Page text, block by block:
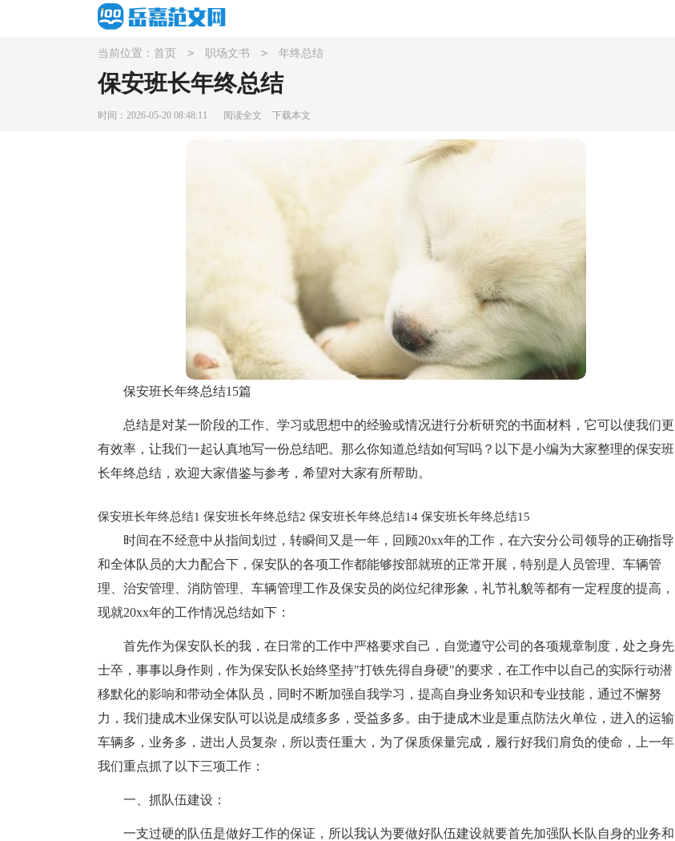
当前位置： 首页 > 职场文书 > 年终总结
保安班长年终总结
时间：2026-05-20 08:48:11 阅读全文 下载本文
保安班长年终总结15篇
总结是对某一阶段的工作、学习或思想中的经验或情况进行分析研究的书面材料，它可以使我们更
有效率，让我们一起认真地写一份总结吧。那么你知道总结如何写吗？以下是小编为大家整理的保安班
长年终总结，欢迎大家借鉴与参考，希望对大家有所帮助。
保安班长年终总结1
时间在不经意中从指间划过，转瞬间又是一年，回顾20xx年的工作，在六安分公司领导的正确指导
和全体队员的大力配合下，保安队的各项工作都能够按部就班的正常开展，特别是人员管理、车辆管
理、治安管理、消防管理、车辆管理工作及保安员的岗位纪律形象，礼节礼貌等都有一定程度的提高，
现就20xx年的工作情况总结如下：
首先作为保安队长的我，在日常的工作中严格要求自己，自觉遵守公司的各项规章制度，处之身先
士卒，事事以身作则，作为保安队长始终坚持"打铁先得自身硬"的要求，在工作中以自己的实际行动潜
移默化的影响和带动全体队员，同时不断加强自我学习，提高自身业务知识和专业技能，通过不懈努
力，我们捷成木业保安队可以说是成绩多多，受益多多。由于捷成木业是重点防法火单位，进入的运输
车辆多，业务多，进出人员复杂，所以责任重大，为了保质保量完成，履行好我们肩负的使命，上一年
我们重点抓了以下三项工作：
一、抓队伍建设：
一支过硬的队伍是做好工作的保证，所以我认为要做好队伍建设就要首先加强队长队自身的业务和
保安班长年终总结2 保安班长年终总结14 保安班长年终总结15